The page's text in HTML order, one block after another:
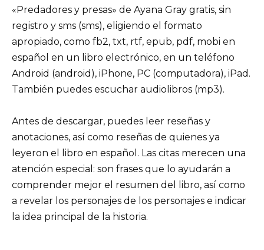
«Predadores y presas» de Ayana Gray gratis, sin
registro y sms (sms), eligiendo el formato
apropiado, como fb2, txt, rtf, epub, pdf, mobi en
español en un libro electrónico, en un teléfono
Android (android), iPhone, PC (computadora), iPad.
También puedes escuchar audiolibros (mp3).
Antes de descargar, puedes leer reseñas y
anotaciones, así como reseñas de quienes ya
leyeron el libro en español. Las citas merecen una
atención especial: son frases que lo ayudarán a
comprender mejor el resumen del libro, así como
a revelar los personajes de los personajes e indicar
la idea principal de la historia.